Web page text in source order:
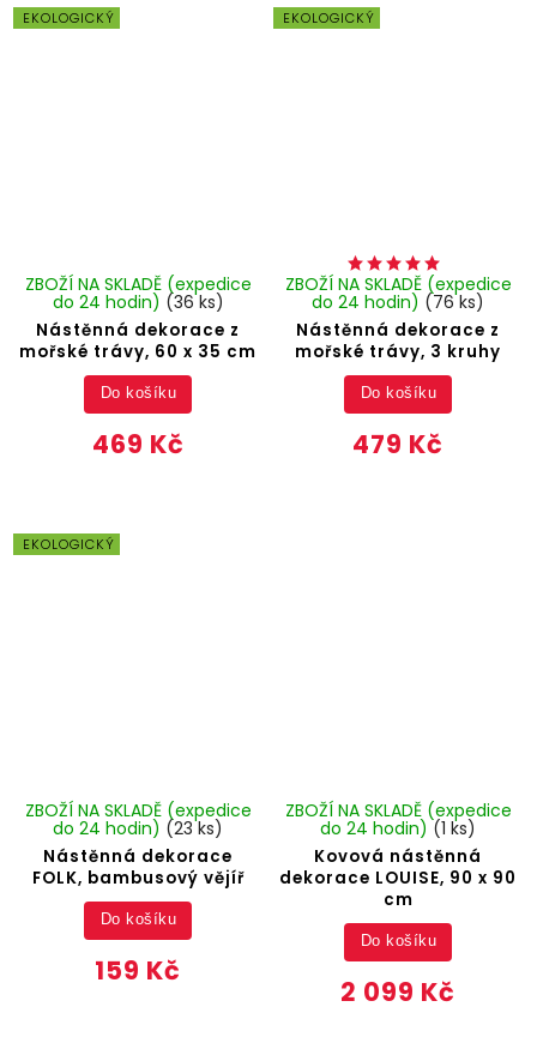
EKOLOGICKÝ
Nástěnná dekorace z
mořské trávy, 60 x 35 cm
ZBOŽÍ NA SKLADĚ (expedice
do 24 hodin) (36 ks)
469 Kč
Do košíku
EKOLOGICKÝ
Nástěnná dekorace z
mořské trávy, 3 kruhy
ZBOŽÍ NA SKLADĚ (expedice
do 24 hodin) (76 ks)
479 Kč
Do košíku
EKOLOGICKÝ
Nástěnná dekorace
FOLK, bambusový vějíř
ZBOŽÍ NA SKLADĚ (expedice
do 24 hodin) (23 ks)
159 Kč
Do košíku
Kovová nástěnná
dekorace LOUISE, 90 x 90
cm
ZBOŽÍ NA SKLADĚ (expedice
do 24 hodin)(1 ks)
2 099 Kč
Do košíku